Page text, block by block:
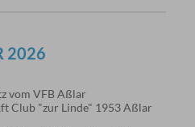
2026
vom VFB Aßlar
Club "zur Linde" 1953 Aßlar